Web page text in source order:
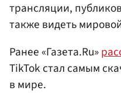
трансляции,
также видеть
Ранее «Газета.Ru»
TikTok стал самым
в мире.